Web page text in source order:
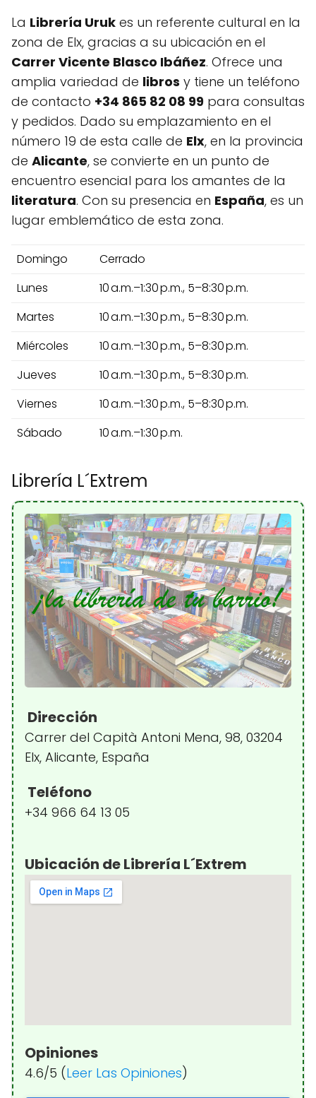
La Librería Uruk es un referente cultural en la
zona de Elx, gracias a su ubicación en el
Carrer Vicente Blasco Ibáñez. Ofrece una
amplia variedad de libros y tiene un teléfono
de contacto +34 865 82 08 99 para consultas
y pedidos. Dado su emplazamiento en el
número 19 de esta calle de Elx, en la provincia
de Alicante, se convierte en un punto de
encuentro esencial para los amantes de la
literatura. Con su presencia en España, es un
lugar emblemático de esta zona.
Domingo
Cerrado
Lunes
10 a.m.–1:30 p.m., 5–8:30 p.m.
Martes
10 a.m.–1:30 p.m., 5–8:30 p.m.
Miércoles
10 a.m.–1:30 p.m., 5–8:30 p.m.
Jueves
10 a.m.–1:30 p.m., 5–8:30 p.m.
Viernes
10 a.m.–1:30 p.m., 5–8:30 p.m.
Sábado
10 a.m.–1:30 p.m.
Librería L´Extrem
Dirección
Carrer del Capità Antoni Mena, 98, 03204
Elx, Alicante, España
Teléfono
+34 966 64 13 05
Ubicación de Librería L´Extrem
Opiniones
4.6/5 (Leer Las Opiniones)